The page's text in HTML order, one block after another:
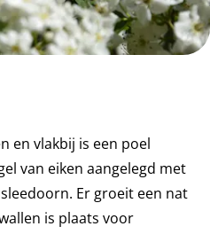
en vlakbij is een poel
van eiken aangelegd met
Er groeit een nat
is plaats voor